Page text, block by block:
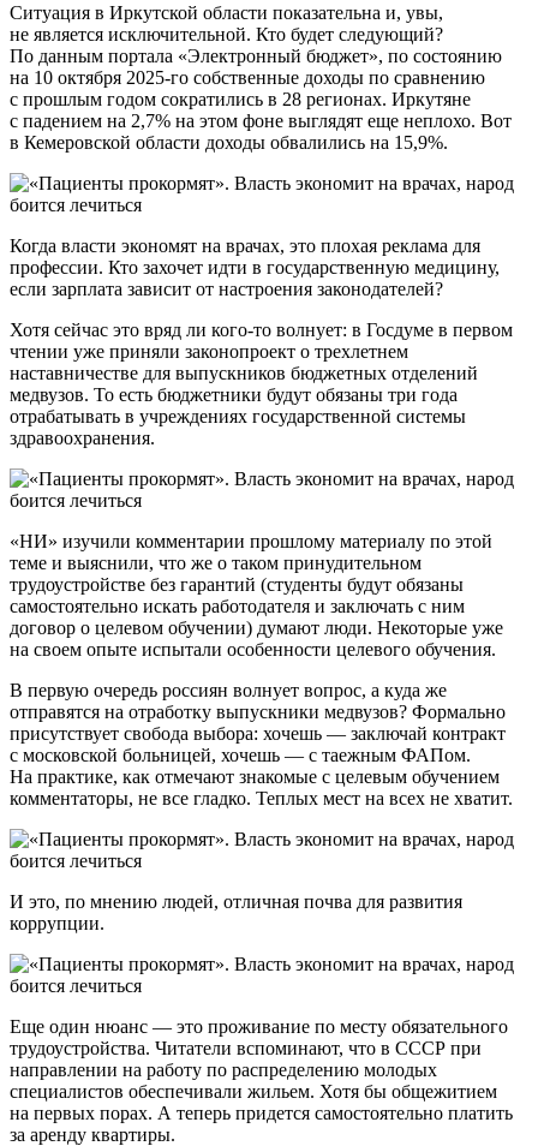
Ситуация в Иркутской области показательна и, увы,
не является исключительной. Кто будет следующий?
По данным портала «Электронный бюджет», по состоянию
на 10 октября 2025-го собственные доходы по сравнению
с прошлым годом сократились в 28 регионах. Иркутяне
с падением на 2,7% на этом фоне выглядят еще неплохо. Вот
в Кемеровской области доходы обвалились на 15,9%.
Когда власти экономят на врачах, это плохая реклама для
профессии. Кто захочет идти в государственную медицину,
если зарплата зависит от настроения законодателей?
Хотя сейчас это вряд ли кого-то волнует: в Госдуме в первом
чтении уже приняли законопроект о трехлетнем
наставничестве для выпускников бюджетных отделений
медвузов. То есть бюджетники будут обязаны три года
отрабатывать в учреждениях государственной системы
здравоохранения.
«НИ» изучили комментарии прошлому материалу по этой
теме и выяснили, что же о таком принудительном
трудоустройстве без гарантий (студенты будут обязаны
самостоятельно искать работодателя и заключать с ним
договор о целевом обучении) думают люди. Некоторые уже
на своем опыте испытали особенности целевого обучения.
В первую очередь россиян волнует вопрос, а куда же
отправятся на отработку выпускники медвузов? Формально
присутствует свобода выбора: хочешь — заключай контракт
с московской больницей, хочешь — с таежным ФАПом.
На практике, как отмечают знакомые с целевым обучением
комментаторы, не все гладко. Теплых мест на всех не хватит.
И это, по мнению людей, отличная почва для развития
коррупции.
Еще один нюанс — это проживание по месту обязательного
трудоустройства. Читатели вспоминают, что в СССР при
направлении на работу по распределению молодых
специалистов обеспечивали жильем. Хотя бы общежитием
на первых порах. А теперь придется самостоятельно платить
за аренду квартиры.